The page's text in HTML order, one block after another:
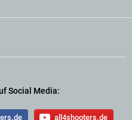
Social Media:
all4shooters.de